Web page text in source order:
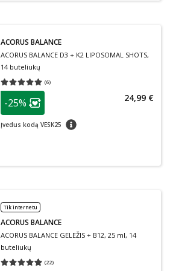
ACORUS BALANCE
ACORUS BALANCE D3 + K2 LIPOSOMAL SHOTS,
14 buteliukų
(6)
Vidutinis įvertinimas 5.00
patarimas
Lojalumo klubo narių nuolaida
-25%
Įvedus kodą VESK25 patarimas
24,99 €
Tik internetu
ACORUS BALANCE
ACORUS BALANCE GELEŽIS + B12, 25 ml, 14
buteliukų
(22)
Vidutinis įvertinimas 4.86